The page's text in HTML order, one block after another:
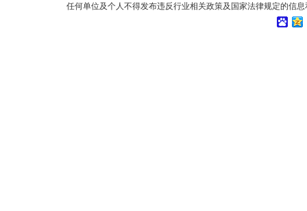
任何单位及个人不得发布违反行业相关政策及国家法律规定的信